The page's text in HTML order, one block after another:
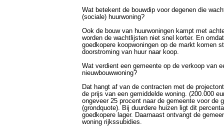
Wat betekent de bouwdip voor degenen die
(sociale) huurwoning?
Ook de bouw van huurwoningen kampt met
worden de wachtlijsten niet snel korter. En
goedkopere koopwoningen op de markt komen
doorstroming van huur naar koop.
Wat verdient een gemeente op de verkoop van
nieuwbouwwoning?
Dat hangt af van de contracten met de
de prijs van een gemiddelde woning. (200.000
ongeveer 25 procent naar de gemeente voor de
(grondquote). Bij duurdere huizen ligt dit
goedkopere lager. Daarnaast ontvangt de
woning rijkssubidies.